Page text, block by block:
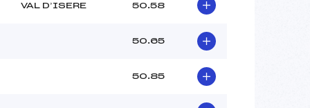
VAL D’ISERE 50.58
50.65
50.85